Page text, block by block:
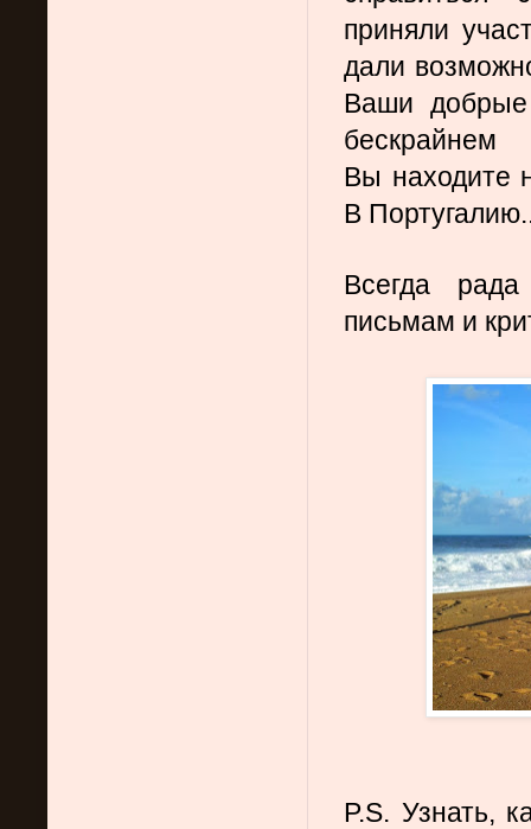
приняли
дали
Ваши
бескрайнем
Вы находите
В
Всегда
письмам и
P.S. Узнать,